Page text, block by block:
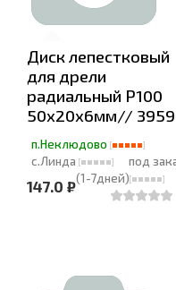
Диск лепестковый
для дрели
радиальный Р100
50х20х6мм//
п.Неклюдово
с.Линда
под
(1-7дней)
147.0 ₽